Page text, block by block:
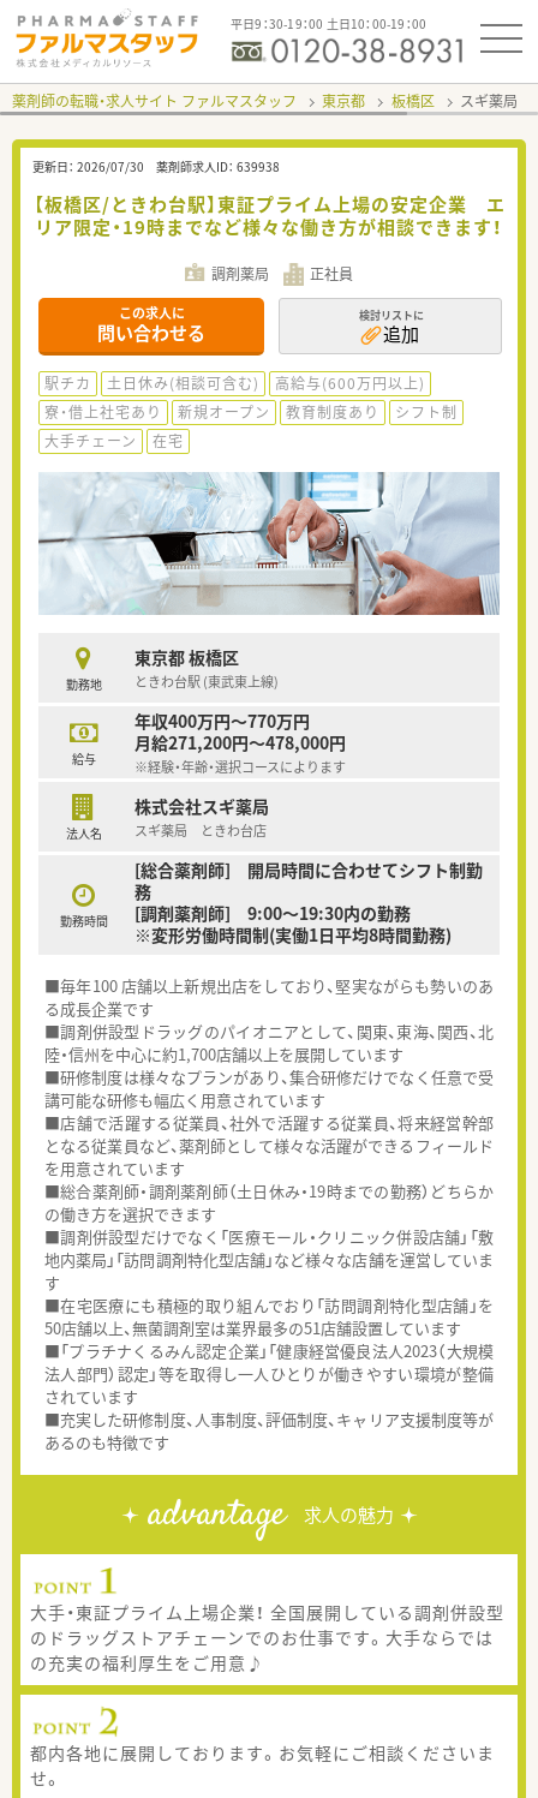
平日9：30-19：00 土日10：00-19：00
薬剤師の転職・求人サイト ファルマスタッフ 東京都 板橋区 スギ薬局
更新日： 2026/07/30 薬剤師求人ID： 639938
【板橋区/ときわ台駅】東証プライム上場の安定企業 エ
リア限定・19時までなど様々な働き方が相談できます！
調剤薬局 正社員
この求人に
問い合わせる
検討リストに
追加
駅チカ 土日休み(相談可含む)
高給与(600万円以上)
寮・借上社宅あり
新規オープン 教育制度あり
シフト制
大手チェーン
在宅
勤務地
東京都 板橋区
ときわ台駅 (東武東上線)
給与
年収400万円～770万円
月給271,200円～478,000円
※経験・年齢・選択コースによります
法人名
株式会社スギ薬局
スギ薬局 ときわ台店
勤務時間
[総合薬剤師] 開局時間に合わせてシフト制勤
務
[調剤薬剤師] 9:00～19:30内の勤務
※変形労働時間制(実働1日平均8時間勤務)
■毎年100 店舗以上新規出店をしており、堅実ながらも勢いのあ
る成長企業です
■調剤併設型ドラッグのパイオニアとして、関東、東海、関西、北
陸・信州を中心に約1,700店舗以上を展開しています
■研修制度は様々なプランがあり、集合研修だけでなく任意で受
講可能な研修も幅広く用意されています
■店舗で活躍する従業員、社外で活躍する従業員、将来経営幹部
となる従業員など、薬剤師として様々な活躍ができるフィールド
を用意されています
■総合薬剤師・調剤薬剤師（土日休み・19時までの勤務）どちらか
の働き方を選択できます
■調剤併設型だけでなく「医療モール・クリニック併設店舗」「敷
地内薬局」「訪問調剤特化型店舗」など様々な店舗を運営していま
す
■在宅医療にも積極的取り組んでおり「訪問調剤特化型店舗」を
50店舗以上、無菌調剤室は業界最多の51店舗設置しています
■「プラチナくるみん認定企業」「健康経営優良法人2023（大規模
法人部門）認定」等を取得し一人ひとりが働きやすい環境が整備
されています
■充実した研修制度、人事制度、評価制度、キャリア支援制度等が
あるのも特徴です
advantage 求人の魅力
大手・東証プライム上場企業！ 全国展開している調剤併設型
のドラッグストアチェーンでのお仕事です。大手ならでは
の充実の福利厚生をご用意♪
都内各地に展開しております。お気軽にご相談くださいま
せ。